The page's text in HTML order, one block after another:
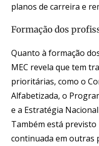
planos de carreira e
Formação dos
Quanto à formação
MEC revela que tem
prioritárias, como o
Alfabetizada, o
e a Estratégia
Também está
continuada em outras